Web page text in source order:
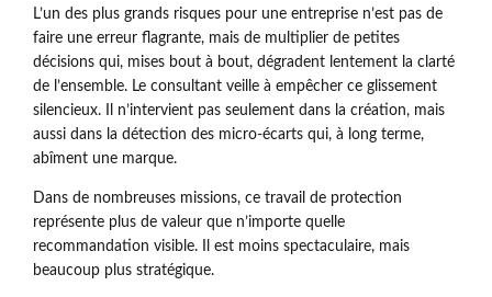
L’un des plus grands risques pour une entreprise n’est pas de
faire une erreur flagrante, mais de multiplier de petites
décisions qui, mises bout à bout, dégradent lentement la clarté
de l’ensemble. Le consultant veille à empêcher ce glissement
silencieux. Il n’intervient pas seulement dans la création, mais
aussi dans la détection des micro-écarts qui, à long terme,
abîment une marque.
Dans de nombreuses missions, ce travail de protection
représente plus de valeur que n’importe quelle
recommandation visible. Il est moins spectaculaire, mais
beaucoup plus stratégique.